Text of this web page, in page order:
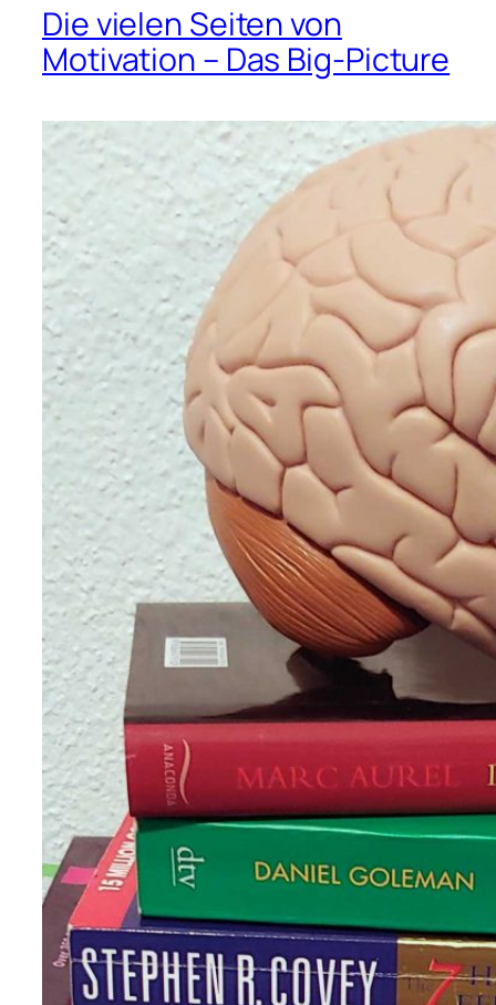
Die vielen Seiten von
Motivation – Das Big-Picture